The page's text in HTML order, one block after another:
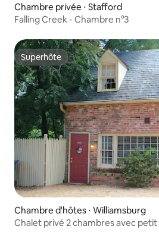
Chambre privée ⋅ Stafford
Falling Creek - Chambre n°3
Superhôte
Superhôte
Chambre d'hôtes ⋅ Williamsburg
Chalet privé 2 chambres avec